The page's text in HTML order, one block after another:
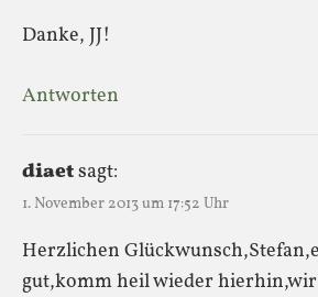
Danke, JJ!
Antworten
diaetsagt:
1. November 2013 um 17:52 Uhr
Herzlichen
gut,komm heil wieder